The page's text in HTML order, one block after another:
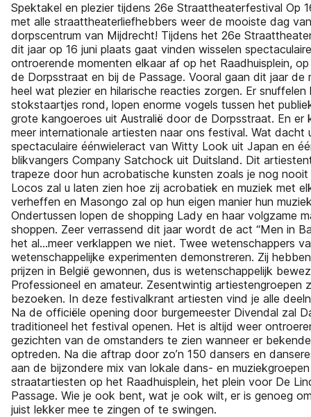
Spektakel en plezier tijdens 26e Straattheaterfestival Op
met alle straattheaterliefhebbers weer de mooiste dag
dorpscentrum van Mijdrecht! Tijdens het 26e
dit jaar op 16 juni plaats gaat vinden wisselen
ontroerende momenten elkaar af op het Raadhuisplein,
de Dorpsstraat en bij de Passage. Vooral gaan dit jaar de
heel wat plezier en hilarische reacties zorgen. Er snuffelen
stokstaartjes rond, lopen enorme vogels tussen het
grote kangoeroes uit Australië door de Dorpsstraat. En er
meer internationale artiesten naar ons festival. Wat dacht
spectaculaire éénwieleract van Witty Look uit Japan en
blikvangers Company Satchock uit Duitsland. Dit
trapeze door hun acrobatische kunsten zoals je nog
Locos zal u laten zien hoe zij acrobatiek en muziek met
verheffen en Masongo zal op hun eigen manier hun
Ondertussen lopen de shopping Lady en haar volgzame
shoppen. Zeer verrassend dit jaar wordt de act “Men in
het al…meer verklappen we niet. Twee wetenschappers
wetenschappelijke experimenten demonstreren. Zij
prijzen in België gewonnen, dus is wetenschappelijk
Professioneel en amateur. Zesentwintig artiestengroepen
bezoeken. In deze festivalkrant artiesten vind je alle
Na de officiële opening door burgemeester Divendal zal
traditioneel het festival openen. Het is altijd weer
gezichten van de omstanders te zien wanneer er
optreden. Na die aftrap door zo’n 150 dansers en
aan de bijzondere mix van lokale dans- en
straatartiesten op het Raadhuisplein, het plein voor De
Passage. Wie je ook bent, wat je ook wilt, er is genoeg
juist lekker mee te zingen of te swingen.